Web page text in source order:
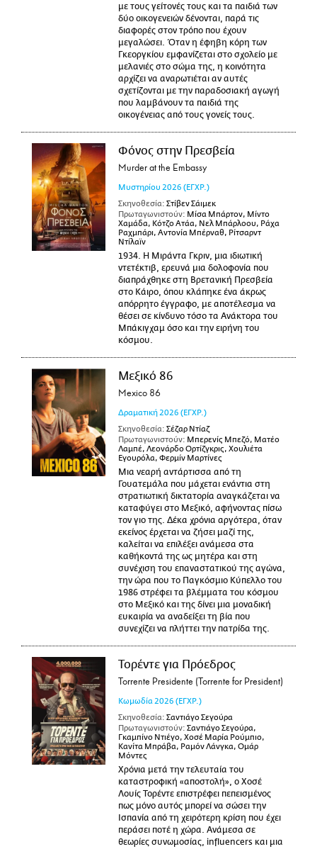
με τους γείτονές τους και τα παιδιά των
δύο οικογενειών δένονται, παρά τις
διαφορές στον τρόπο που έχουν
μεγαλώσει. Όταν η έφηβη κόρη των
Γκεοργκίου εμφανίζεται στο σχολείο με
μελανιές στο σώμα της, η κοινότητα
αρχίζει να αναρωτιέται αν αυτές
σχετίζονται με την παραδοσιακή αγωγή
που λαμβάνουν τα παιδιά της
οικογένειας από τους γονείς τους.
Φόνος στην Πρεσβεία
Murder at the Embassy
Μυστηρίου 2026 (ΕΓΧΡ.)
Σκηνοθεσία: Στίβεν Σάιμεκ
Πρωταγωνιστούν: Μίσα Μπάρτον, Μίντο
Χαμάδα, Κότζο Ατάα, Νελ Μπάρλοου, Ράχα
Ραχμπάρι, Αντονία Μπέρναθ, Ρίτσαρντ
Ντίλαϊν
1934. Η Μιράντα Γκριν, μια ιδιωτική
ντετέκτιβ, ερευνά μια δολοφονία που
διαπράχθηκε στη Βρετανική Πρεσβεία
στο Κάιρο, όπου κλάπηκε ένα άκρως
απόρρητο έγγραφο, με αποτέλεσμα να
θέσει σε κίνδυνο τόσο τα Ανάκτορα του
Μπάκιγχαμ όσο και την ειρήνη του
κόσμου.
Μεξικό 86
Mexico 86
Δραματική 2026 (ΕΓΧΡ.)
Σκηνοθεσία: Σέζαρ Ντίαζ
Πρωταγωνιστούν: Μπερενίς Μπεζό, Ματέο
Λαμπέ, Λεονάρδο Ορτίζγκρις, Χουλιέτα
Εγουρόλα, Φερμίν Μαρτίνες
Μια νεαρή αντάρτισσα από τη
Γουατεμάλα που μάχεται ενάντια στη
στρατιωτική δικτατορία αναγκάζεται να
καταφύγει στο Μεξικό, αφήνοντας πίσω
τον γιο της. Δέκα χρόνια αργότερα, όταν
εκείνος έρχεται να ζήσει μαζί της,
καλείται να επιλέξει ανάμεσα στα
καθήκοντά της ως μητέρα και στη
συνέχιση του επαναστατικού της αγώνα,
την ώρα που το Παγκόσμιο Κύπελλο του
1986 στρέφει τα βλέμματα του κόσμου
στο Μεξικό και της δίνει μια μοναδική
ευκαιρία να αναδείξει τη βία που
συνεχίζει να πλήττει την πατρίδα της.
Τορέντε για Πρόεδρος
Torrente Presidente (Torrente for President)
Κωμωδία 2026 (ΕΓΧΡ.)
Σκηνοθεσία: Σαντιάγο Σεγούρα
Πρωταγωνιστούν: Σαντιάγο Σεγούρα,
Γκαμπίνο Ντιέγο, Χοσέ Μαρία Ρούμπιο,
Κανίτα Μπράβα, Ραμόν Λάνγκα, Ομάρ
Μόντες
Χρόνια μετά την τελευταία του
καταστροφική «αποστολή», ο Χοσέ
Λουίς Τορέντε επιστρέφει πεπεισμένος
πως μόνο αυτός μπορεί να σώσει την
Ισπανία από τη χειρότερη κρίση που έχει
περάσει ποτέ η χώρα. Ανάμεσα σε
θεωρίες συνωμοσίας, influencers και μια